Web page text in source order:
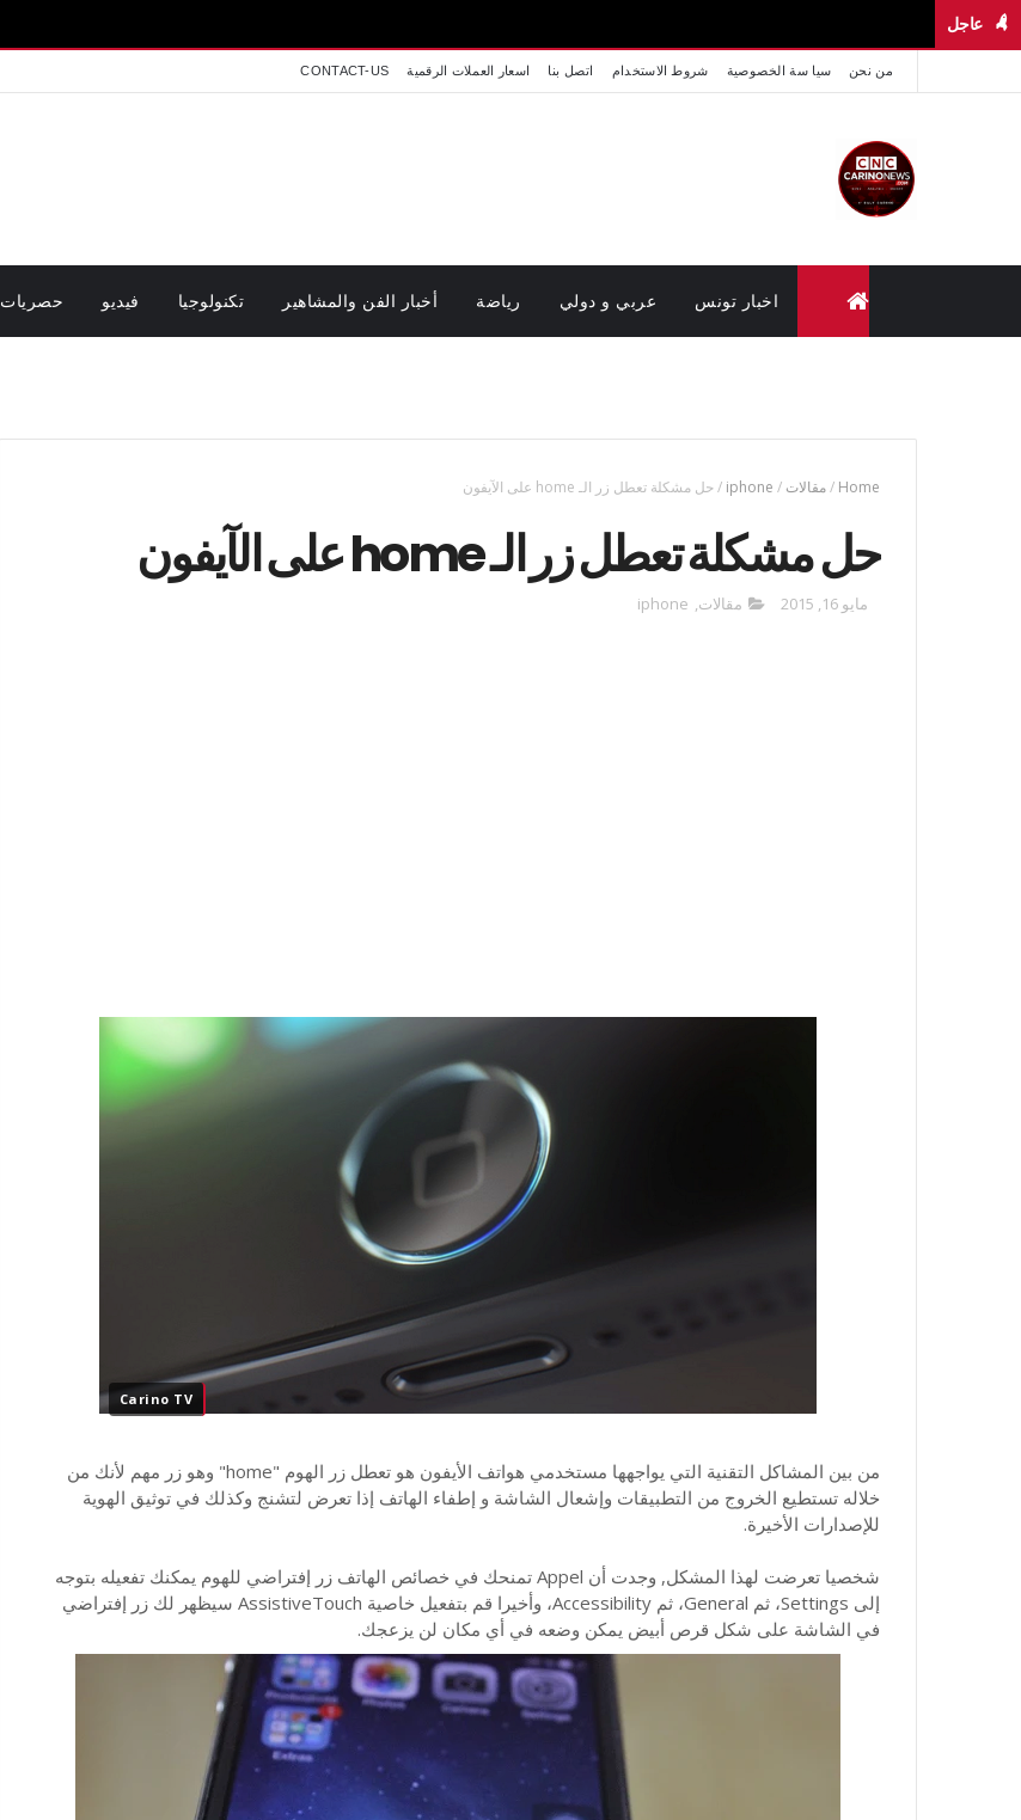
عاجل
من نحن سيا سة الخصوصية شروط الاستخدام اتصل بنا اسعار العملات الرقمية CONTACT-US
اخبار تونس عربي و دولي رياضة أخبار الفن والمشاهير تكنولوجيا فيديو حصريات
Home
/مقالات /
iphone
/حل مشكلة تعطل زر الـ home على الآيفون
حل مشكلة تعطل زر الـ home على الآيفون
مايو 16, 2015 مقالات,
iphone
Carino TV
من بين المشاكل التقنية التي يواجهها مستخدمي هواتف الأيفون هو تعطل زر الهوم "home" وهو زر مهم لأنك من
خلاله تستطيع الخروج من التطبيقات وإشعال الشاشة و إطفاء الهاتف إذا تعرض لتشنج وكذلك في توثيق الهوية
للإصدارات الأخيرة.
شخصيا تعرضت لهذا المشكل, وجدت أن Appel تمنحك في خصائص الهاتف زر إفتراضي للهوم يمكنك تفعيله بتوجه
إلى Settings، ثم General، ثم Accessibility، وأخيرا قم بتفعيل خاصية AssistiveTouch سيظهر لك زر إفتراضي
في الشاشة على شكل قرص أبيض يمكن وضعه في أي مكان لن يزعجك.